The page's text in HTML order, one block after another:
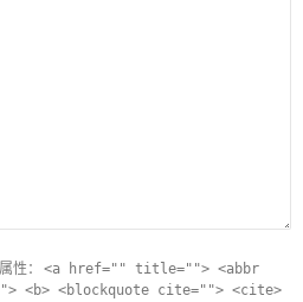
性： <a href="" title=""> <abbr
<b> <blockquote cite=""> <cite>